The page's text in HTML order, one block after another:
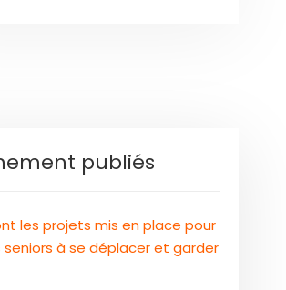
publiés
les projets mis en place pour
seniors à se déplacer et garder